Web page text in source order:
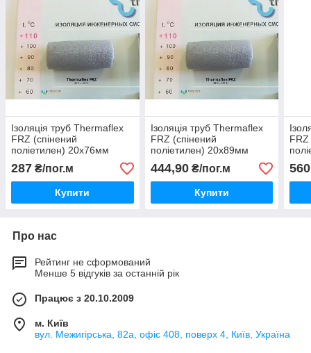
Ізоляція труб Thermaflex
FRZ (спінений
поліетилен) 20х76мм
287 ₴/пог.м
Купити
Ізоляція труб Thermaflex
FRZ (спінений
поліетилен) 20х89мм
444,90₴/пог.м
Купити
FRZ
560
Про нас
Рейтинг не сформований
Менше 5 відгуків за останній рік
Працює з 20.10.2009
м. Київ
вул. Межигірська, 82а, офіс 408, поверх 4, Київ, Україна